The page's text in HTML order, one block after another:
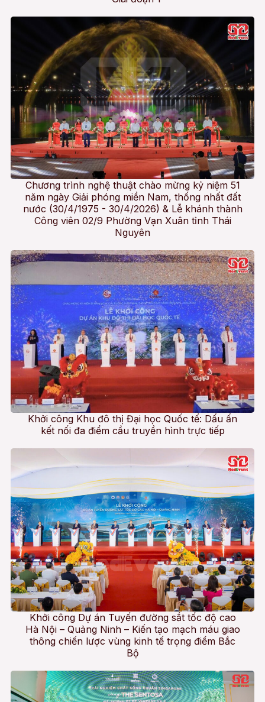
Chương trình nghệ thuật chào mừng kỷ niệm 51
năm ngày Giải phóng miền Nam, thống nhất đất
nước (30/4/1975 - 30/4/2026) & Lễ khánh thành
Công viên 02/9 Phường Vạn Xuân tỉnh Thái
Nguyên
Khởi công Khu đô thị Đại học Quốc tế: Dấu ấn
kết nối đa điểm cầu truyền hình trực tiếp
Khởi công Dự án Tuyến đường sắt tốc độ cao
Hà Nội – Quảng Ninh – Kiến tạo mạch máu giao
thông chiến lược vùng kinh tế trọng điểm Bắc
Bộ